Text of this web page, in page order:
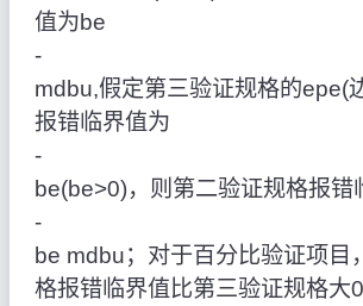
值为be
‑
mdbu,假定第三验证规格的epe(
报错临界值为
‑
be(be>0)，则第二验证规格报错
‑
be mdbu；对于百分比验证项目
格报错临界值比第三验证规格大